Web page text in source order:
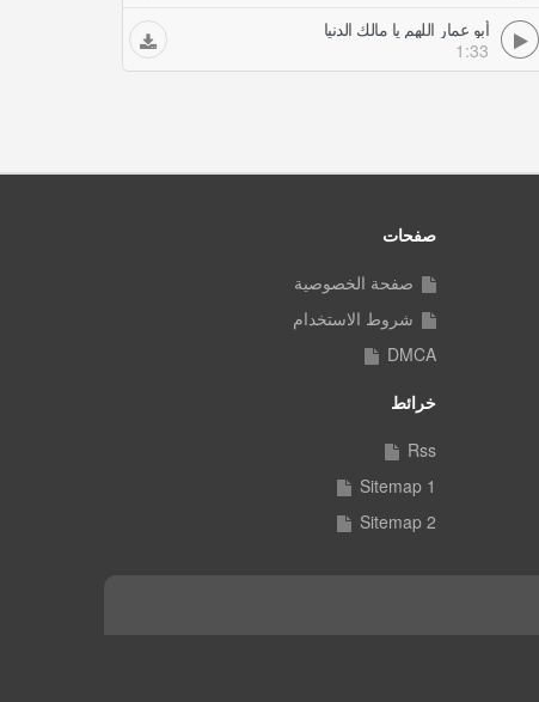
أبو عمار اللهم يا مالك الدنيا
1:33
صفحات
صفحة الخصوصية
شروط الاستخدام
DMCA
خرائط
Rss
Sitemap 1
Sitemap 2